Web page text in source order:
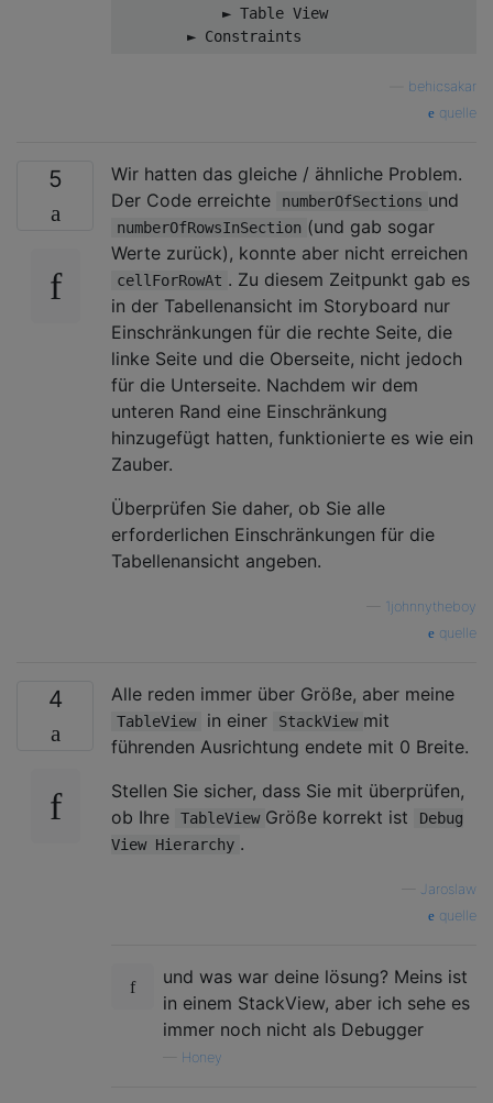
            ► Table
View
behicsakar
quelle
5
Wir hatten das gleiche / ähnliche Problem.
Der Code erreichte
numberOfSections und
numberOfRowsInSection (und gab sogar
Werte zurück), konnte aber nicht erreichen
cellForRowAt . Zu diesem Zeitpunkt gab es
in der Tabellenansicht im Storyboard nur
Einschränkungen für die rechte Seite, die
linke Seite und die Oberseite, nicht jedoch
für die Unterseite. Nachdem wir dem
unteren Rand eine Einschränkung
hinzugefügt hatten, funktionierte es wie ein
Zauber.
Überprüfen Sie daher, ob Sie alle
erforderlichen Einschränkungen für die
Tabellenansicht angeben.
1johnnytheboy
quelle
4 Alle reden immer über Größe, aber meine
TableView in einer StackView mit
führenden Ausrichtung endete mit 0 Breite.
Stellen Sie sicher, dass Sie mit überprüfen,
ob Ihre
TableView Größe korrekt ist
Debug
View Hierarchy .
Jaroslaw
quelle
und was war deine lösung? Meins ist
in einem StackView, aber ich sehe es
immer noch nicht als Debugger
Honey